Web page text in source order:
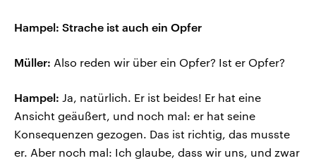
Hampel: Strache ist auch ein Opfer
Müller: Also reden wir über ein Opfer? Ist er Opfer?
Hampel: Ja, natürlich. Er ist beides! Er hat eine
Ansicht geäußert, und noch mal: er hat seine
Konsequenzen gezogen. Das ist richtig, das musste
er. Aber noch mal: Ich glaube, dass wir uns, und zwar